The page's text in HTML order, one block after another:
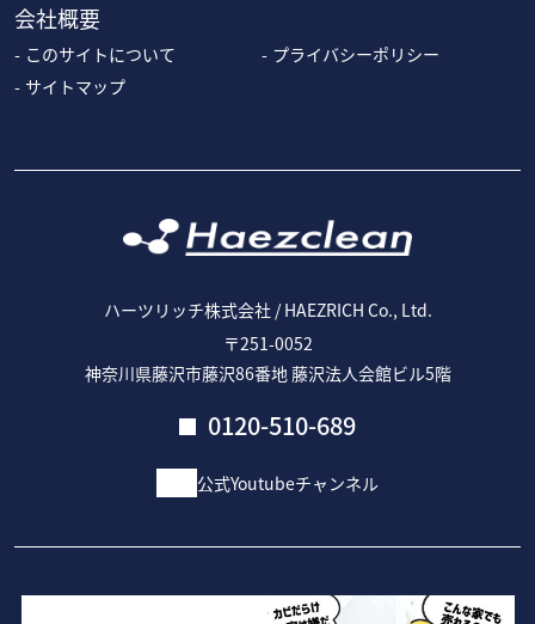
ハーツリッチ株式会社 / HAEZRICH Co., Ltd.
〒251-0052
神奈川県藤沢市藤沢86番地 藤沢法人会館ビル5階
0120-510-689
公式Youtubeチャンネル
会社概要
このサイトについて
プライバシーポリシー
サイトマップ